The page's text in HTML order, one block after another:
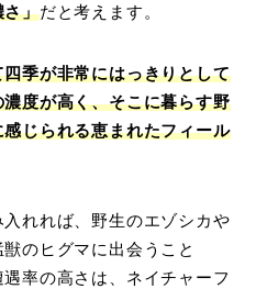
さ」だと考えます。
季が非常にはっきりとして
度が高く、そこに暮らす野
じられる恵まれたフィール
れれば、野生のエゾシカや
のヒグマに出会うこと
率の高さは、ネイチャーフ